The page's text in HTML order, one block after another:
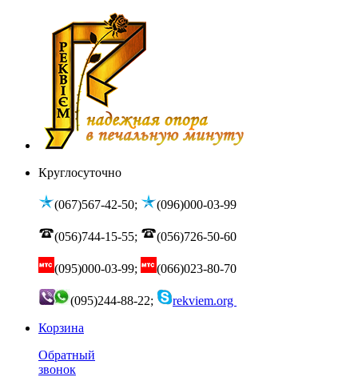
Круглосуточно
(067)567-42-50; (096)000-03-99
(056)744-15-55; (056)726-50-60
(095)000-03-99; (066)023-80-70
(095)244-88-22;
rekviem.org
Корзина
Обратный
звонок